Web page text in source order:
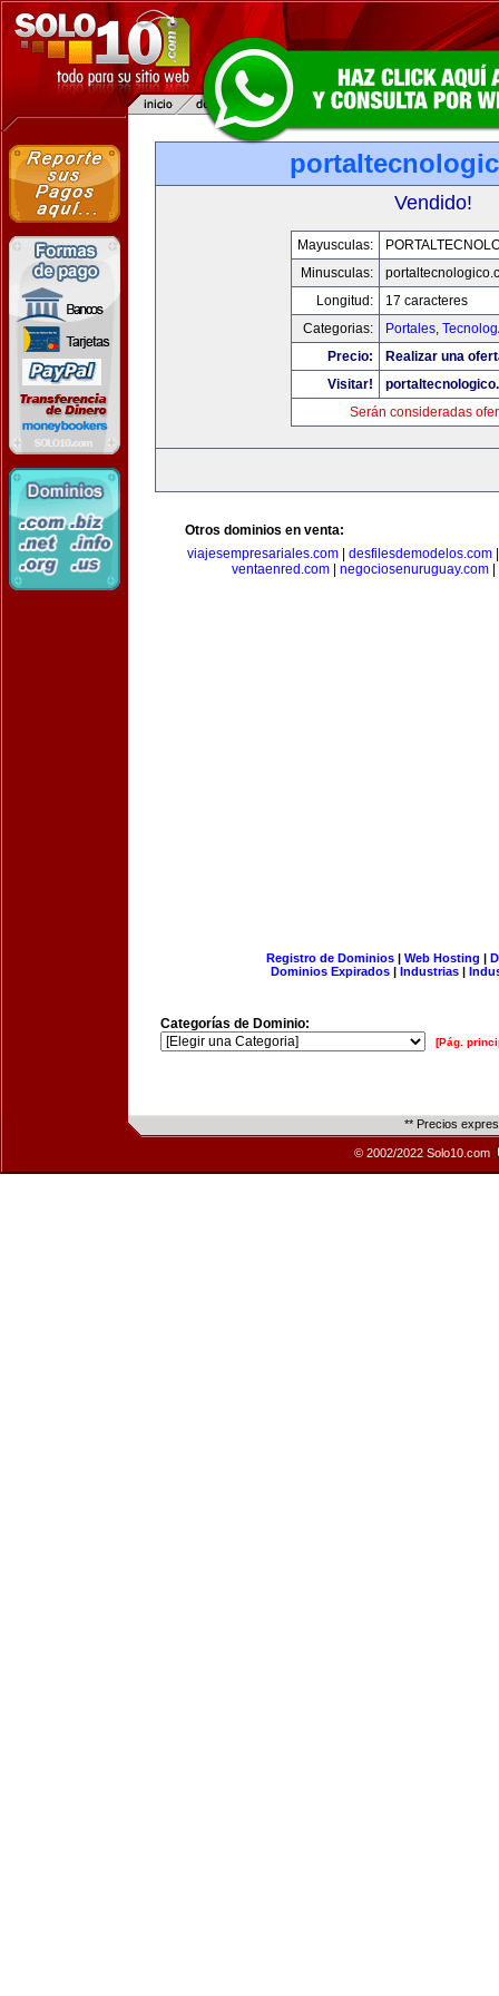
Vendido!
Mayusculas:
Minusculas:
Longitud:
17 caracteres
Categorias:
Portales,
Precio:
Realizar una
Visitar!
Serán consideradas
Otros dominios en venta:
viajesempresariales.com| desfilesdemodelos.com
ventaenred.com
negociosenuruguay.com
Registro de Dominios| Web Hosting |
Dominios Expirados | Industrias |
Categorías de Dominio:
[Pág.
** Precios
© 2002/2022 Solo10.com